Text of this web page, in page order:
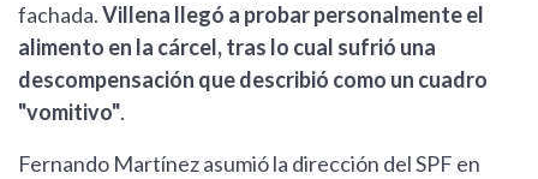
fachada.Villena llegó a probar personalmente el
alimento en la cárcel, tras lo cual sufrió una
descompensación que describió como un cuadro
"vomitivo".
Fernando Martínez asumió la dirección del SPF en